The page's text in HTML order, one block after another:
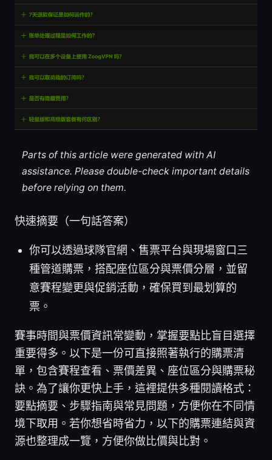
Parts of this article were generated with AI
assistance. Please double-check important details
before relying on them.
快速摘要（一句話答案）
你可以透過球隊官網、售票平台與現場窗口三
種管道購票，搭配座位區分與票價分層，並留
意賽程變更與促銷活動，確保買到最划算的
票。
賽事時間與票價資訊常變動，掌握要點比盲目選擇
重要得多。以下是一份可直接照著執行的購票清
單，包含賽程查看、票價差異、座位區分與購票秘
訣。為了讓你更快上手，這裡提供多種閱讀格式：
要點摘要、步驟指南與常見問題，方便你在不同情
境下取用。若你想省時省力，以下的購票連結與資
源也整理成一覽，方便你做比價與比對。